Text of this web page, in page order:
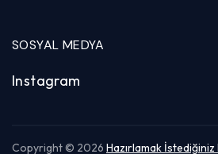
SOSYAL MEDYA
Instagram
Copyright © 2026 Hazırlamak